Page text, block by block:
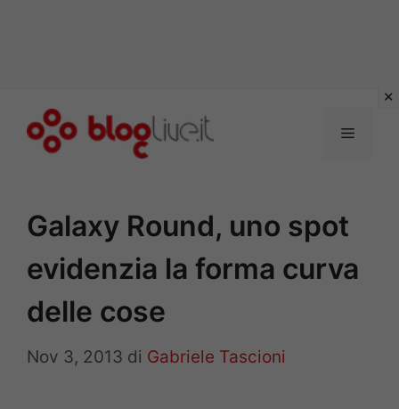
Menu
Galaxy Round, uno spot
evidenzia la forma curva
delle cose
Nov 3, 2013 di Gabriele Tascioni